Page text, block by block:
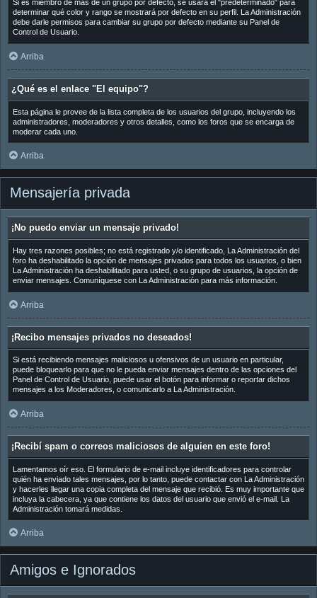
Si es miembro de más de un grupo por defecto, se usará el "predeterminado" para
determinar qué color y rango se mostrará por defecto en su perfil. La Administración
debe darle permisos para cambiar su grupo por defecto mediante su Panel de
Control de Usuario.
Arriba
¿Qué es el enlace "El equipo"?
Esta página le provee de la lista completa de los usuarios del grupo, incluyendo los
administradores, moderadores y otros detalles, como los foros que se encarga de
moderar cada uno.
Arriba
Mensajería privada
¡No puedo enviar un mensaje privado!
Hay tres razones posibles; no está registrado y/o identificado, La Administración del
foro ha deshabilitado la opción de mensajes privados para todos los usuarios, o bien
La Administración ha deshabilitado para usted, o su grupo de usuarios, la opción de
enviar mensajes. Comuníquese con La Administración para más información.
Arriba
¡Recibo mensajes privados no deseados!
Si está recibiendo mensajes maliciosos u ofensivos de un usuario en particular,
puede bloquearlo para que no le pueda enviar mensajes dentro de las opciones del
Panel de Control de Usuario, puede usar el botón para informar o reportar dichos
mensajes a los Moderadores, o comunicarlo a La Administración.
Arriba
¡Recibí spam o correos maliciosos de alguien en este foro!
Lamentamos oír eso. El formulario de e-mail incluye identificadores para controlar
quién ha enviado tales mensajes, por lo tanto, puede contactar con La Administración
y hacerles llegar una copia completa del mensaje que recibió. Es muy importante que
incluya la cabecera, ya que contiene los datos del usuario que envió el e-mail. La
Administración tomará medidas.
Arriba
Amigos e Ignorados